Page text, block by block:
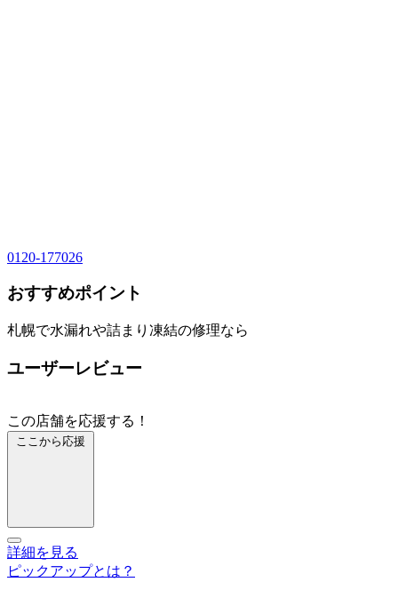
0120-177026
おすすめポイント
札幌で水漏れや詰まり凍結の修理なら
ユーザーレビュー
この店舗を応援する！
ここから応援
詳細を見る
ピックアップとは？